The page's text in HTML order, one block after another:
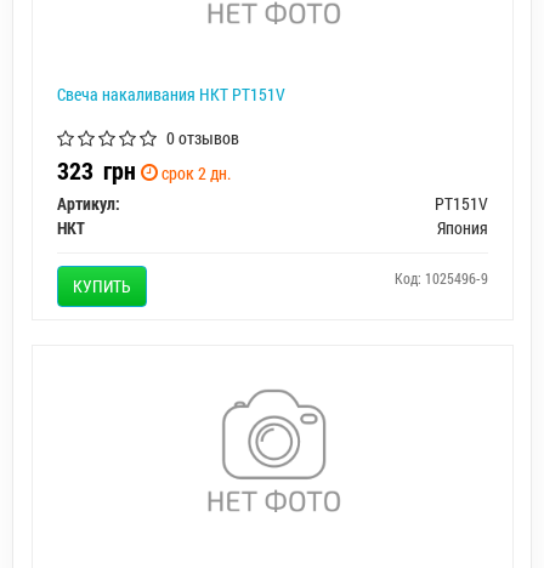
Свеча накаливания HKT PT151V
0 отзывов
323 грн
срок 2 дн.
Артикул:
PT151V
HKT
Япония
КУПИТЬ Код: 1025496-9